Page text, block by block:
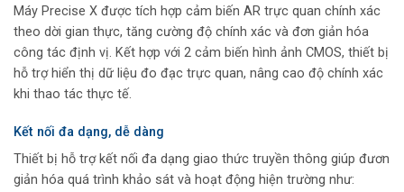
Máy Precise X được tích hợp cảm biến AR trực quan chính xác
theo dời gian thực, tăng cường độ chính xác và đơn giản hóa
công tác định vị. Kết hợp với 2 cảm biến hình ảnh CMOS, thiết bị
hỗ trợ hiển thị dữ liệu đo đạc trực quan, nâng cao độ chính xác
khi thao tác thực tế.
Kết nối đa dạng, dễ dàng
Thiết bị hỗ trợ kết nối đa dạng giao thức truyền thông giúp đươn
giản hóa quá trình khảo sát và hoạt động hiện trường như: